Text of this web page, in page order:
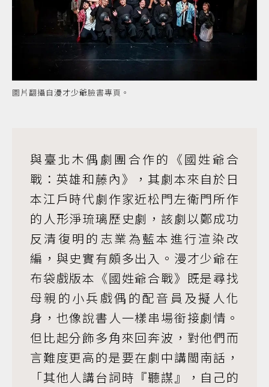
圖片翻攝自漫才少爺臉書專頁。
與臺北木偶劇團合作的《國姓爺合
戰：英雄和藤內》，其劇本來自於日
本江戶時代劇作家近松門左衛門所作
的人形淨琉璃歷史劇，該劇以鄭成功
反清復明的志業為藍本進行渲染改
編，與史實有頗多出入。漫才少爺在
布袋戲版本《國姓爺合戰》既是尋找
母親的小兵戲偶的配音員及擬人化
身，也像說書人一樣串場銜接劇情。
但比起分飾多角來回奔波，對他們而
言難度更高的是要在劇中講閩南話，
「其他人講台詞時『聽謀』，自己的